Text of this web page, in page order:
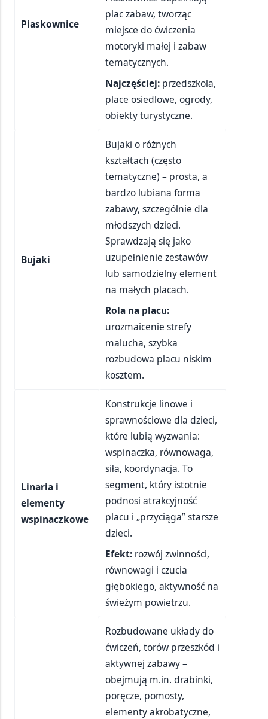
Piaskownice
plac zabaw, tworząc
miejsce do ćwiczenia
motoryki małej i zabaw
tematycznych.
Najczęściej: przedszkola,
place osiedlowe, ogrody,
obiekty turystyczne.
Bujaki
Bujaki o różnych
kształtach (często
tematyczne) – prosta, a
bardzo lubiana forma
zabawy, szczególnie dla
młodszych dzieci.
Sprawdzają się jako
uzupełnienie zestawów
lub samodzielny element
na małych placach.
Rola na placu:
urozmaicenie strefy
malucha, szybka
rozbudowa placu niskim
kosztem.
Linaria i
elementy
wspinaczkowe
Konstrukcje linowe i
sprawnościowe dla dzieci,
które lubią wyzwania:
wspinaczka, równowaga,
siła, koordynacja. To
segment, który istotnie
podnosi atrakcyjność
placu i „przyciąga” starsze
dzieci.
Efekt: rozwój zwinności,
równowagi i czucia
głębokiego, aktywność na
świeżym powietrzu.
Rozbudowane układy do
ćwiczeń, torów przeszkód i
aktywnej zabawy –
obejmują m.in. drabinki,
poręcze, pomosty,
elementy akrobatyczne,